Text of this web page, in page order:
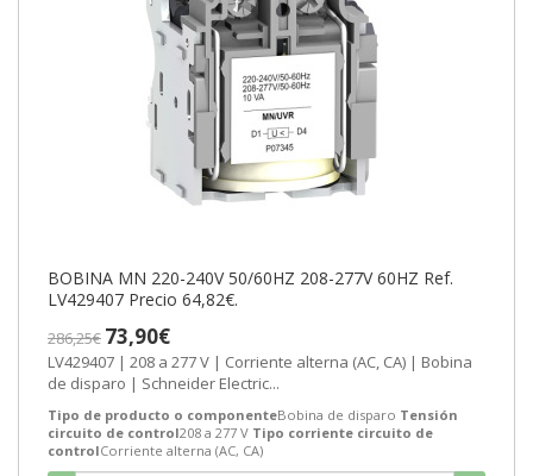
BOBINA MN 220-240V 50/60HZ 208-277V 60HZ Ref.
LV429407 Precio 64,82€.
286,25€ 73,90€
LV429407 | 208 a 277 V | Corriente alterna (AC, CA) | Bobina
de disparo | Schneider Electric...
Tipo de producto o componenteBobina de disparo Tensión
circuito de control208 a 277 V Tipo corriente circuito de
controlCorriente alterna (AC, CA)